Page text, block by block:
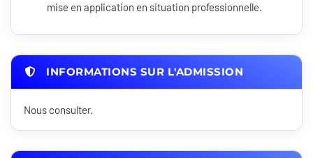
mise en application en situation professionnelle.
INFORMATIONS SUR L'ADMISSION
Nous consulter.